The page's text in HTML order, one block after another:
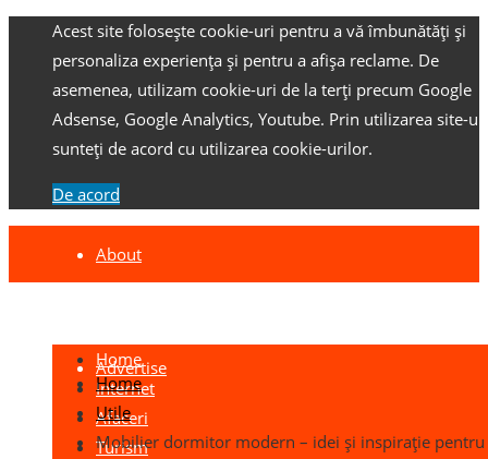
Acest site folosește cookie-uri pentru a vă îmbunătăți și
personaliza experiența și pentru a afișa reclame. De
asemenea, utilizam cookie-uri de la terți precum Google
Adsense, Google Analytics, Youtube. Prin utilizarea site-
sunteți de acord cu utilizarea cookie-urilor.
De acord
About
Advertise
Home
Internet
Afaceri
Turism
Home
Utile
Mobilier dormitor modern – idei și inspirație